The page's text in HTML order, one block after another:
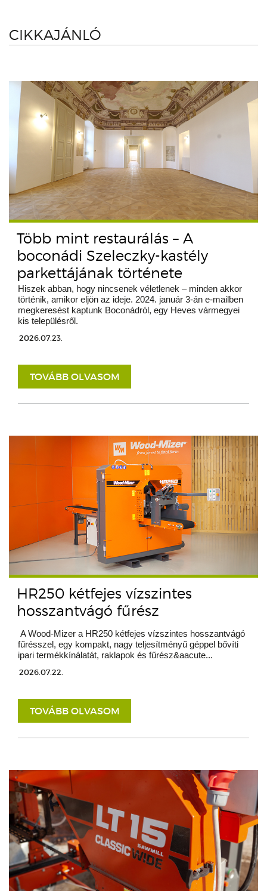
CIKKAJÁNLÓ
Több mint restaurálás – A
boconádi Szeleczky-kastély
parkettájának története
Hiszek abban, hogy nincsenek véletlenek – minden akkor
történik, amikor eljön az ideje. 2024. január 3-án e-mailben
megkeresést kaptunk Boconádról, egy Heves vármegyei
kis településről.
2026.07.23.
TOVÁBB OLVASOM
HR250 kétfejes vízszintes
hosszantvágó fűrész
A Wood-Mizer a HR250 kétfejes vízszintes hosszantvágó
fűrésszel, egy kompakt, nagy teljesítményű géppel bővíti
ipari termékkínálatát, raklapok és fűrész&aacute...
2026.07.22.
TOVÁBB OLVASOM